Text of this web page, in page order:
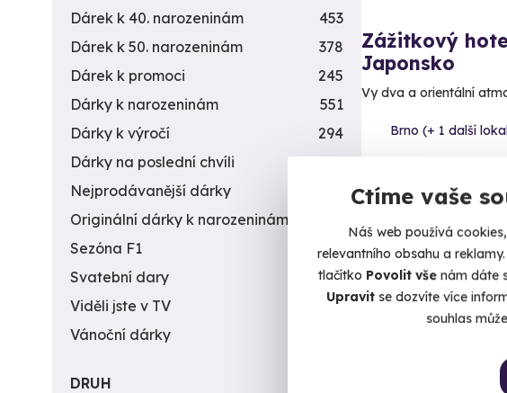
Ctíme vaše
Náš web používá
relevantního obsahu a
tlačítko Povolit vše nám dáte
Upravitse dozvíte více
souhlas
Zážitkový
Japonsko
Vy dva a orientální
Brno (+ 1 další
4 769 Kč
AKCE
Dárek k 40. narozeninám
453
Dárek k 50. narozeninám
378
Dárek k promoci
245
Dárky k narozeninám
551
Dárky k výročí
294
Dárky na poslední chvíli
450
Nejprodávanější dárky
Originální dárky k narozeninám
Sezóna F1
4
Svatební dary
196
Viděli jste v TV
31
Vánoční dárky
DRUH